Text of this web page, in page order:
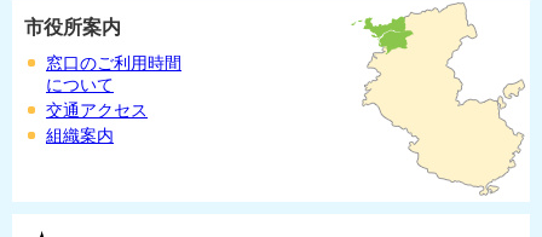
市役所案内
窓口のご利用時間
について
交通アクセス
組織案内